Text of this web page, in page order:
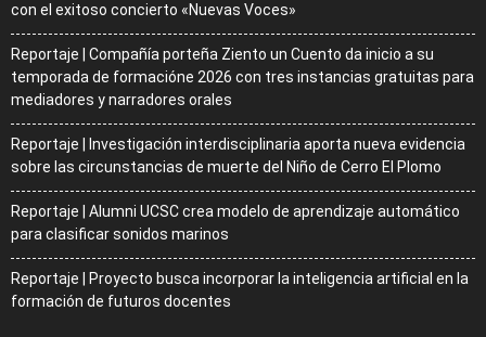
con el exitoso concierto «Nuevas Voces»
Reportaje | Compañía porteña Ziento un Cuento da inicio a su
temporada de formacióne 2026 con tres instancias gratuitas para
mediadores y narradores orales
Reportaje | Investigación interdisciplinaria aporta nueva evidencia
sobre las circunstancias de muerte del Niño de Cerro El Plomo
Reportaje | Alumni UCSC crea modelo de aprendizaje automático
para clasificar sonidos marinos
Reportaje | Proyecto busca incorporar la inteligencia artificial en la
formación de futuros docentes